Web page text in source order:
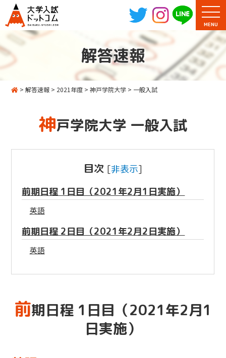
MENU
解答速報
>解答速報 > 2021年度 >神戸学院大学 > 一般入試
神戸学院大学 一般入試
目次 [非表示]
前期日程 1日目（2021年2月1日実施）
英語
前期日程 2日目（2021年2月2日実施）
英語
前期日程 1日目（2021年2月1
日実施）